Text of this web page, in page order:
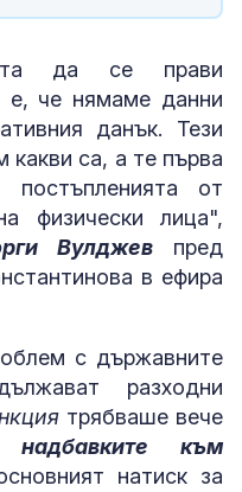
да се прави
е, че нямаме данни
данък. Тези
какви са, а те първа
от
физически лица",
Вулджевпред
в ефира
с държавните
разходни
трябваше вече
-надбавките към
натиск за